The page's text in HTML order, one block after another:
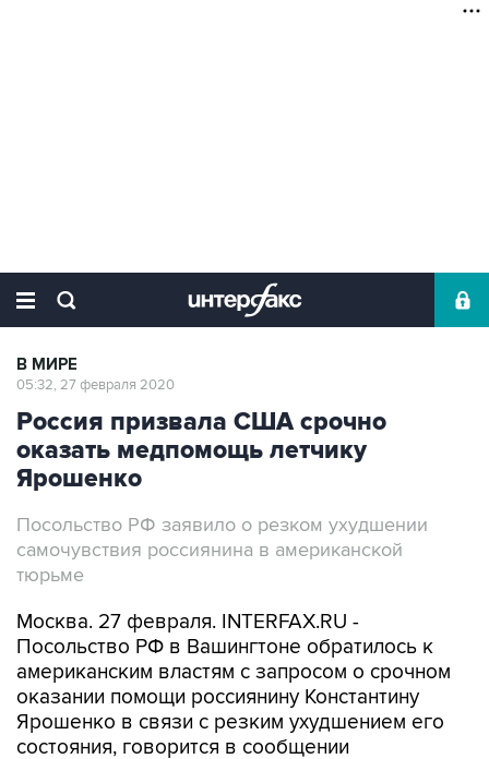
В МИРЕ
05:32, 27 февраля 2020
Россия призвала США срочно
оказать медпомощь летчику
Ярошенко
Посольство РФ заявило о резком ухудшении
самочувствия россиянина в американской
тюрьме
Москва. 27 февраля. INTERFAX.RU -
Посольство РФ в Вашингтоне обратилось к
американским властям с запросом о срочном
оказании помощи россиянину Константину
Ярошенко в связи с резким ухудшением его
состояния, говорится в сообщении